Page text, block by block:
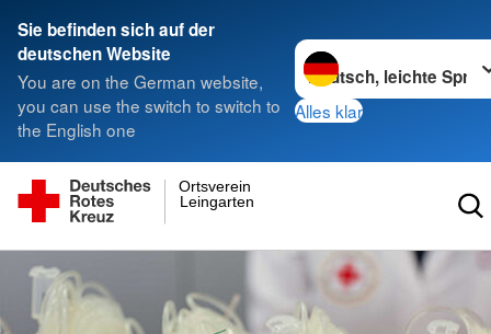
Sie befinden sich auf der
deutschen Website
You are on the German website,
you can use the switch to switch to
the English one
Sprache wechseln zu
Alles klar
Leingarten
Ortsverein